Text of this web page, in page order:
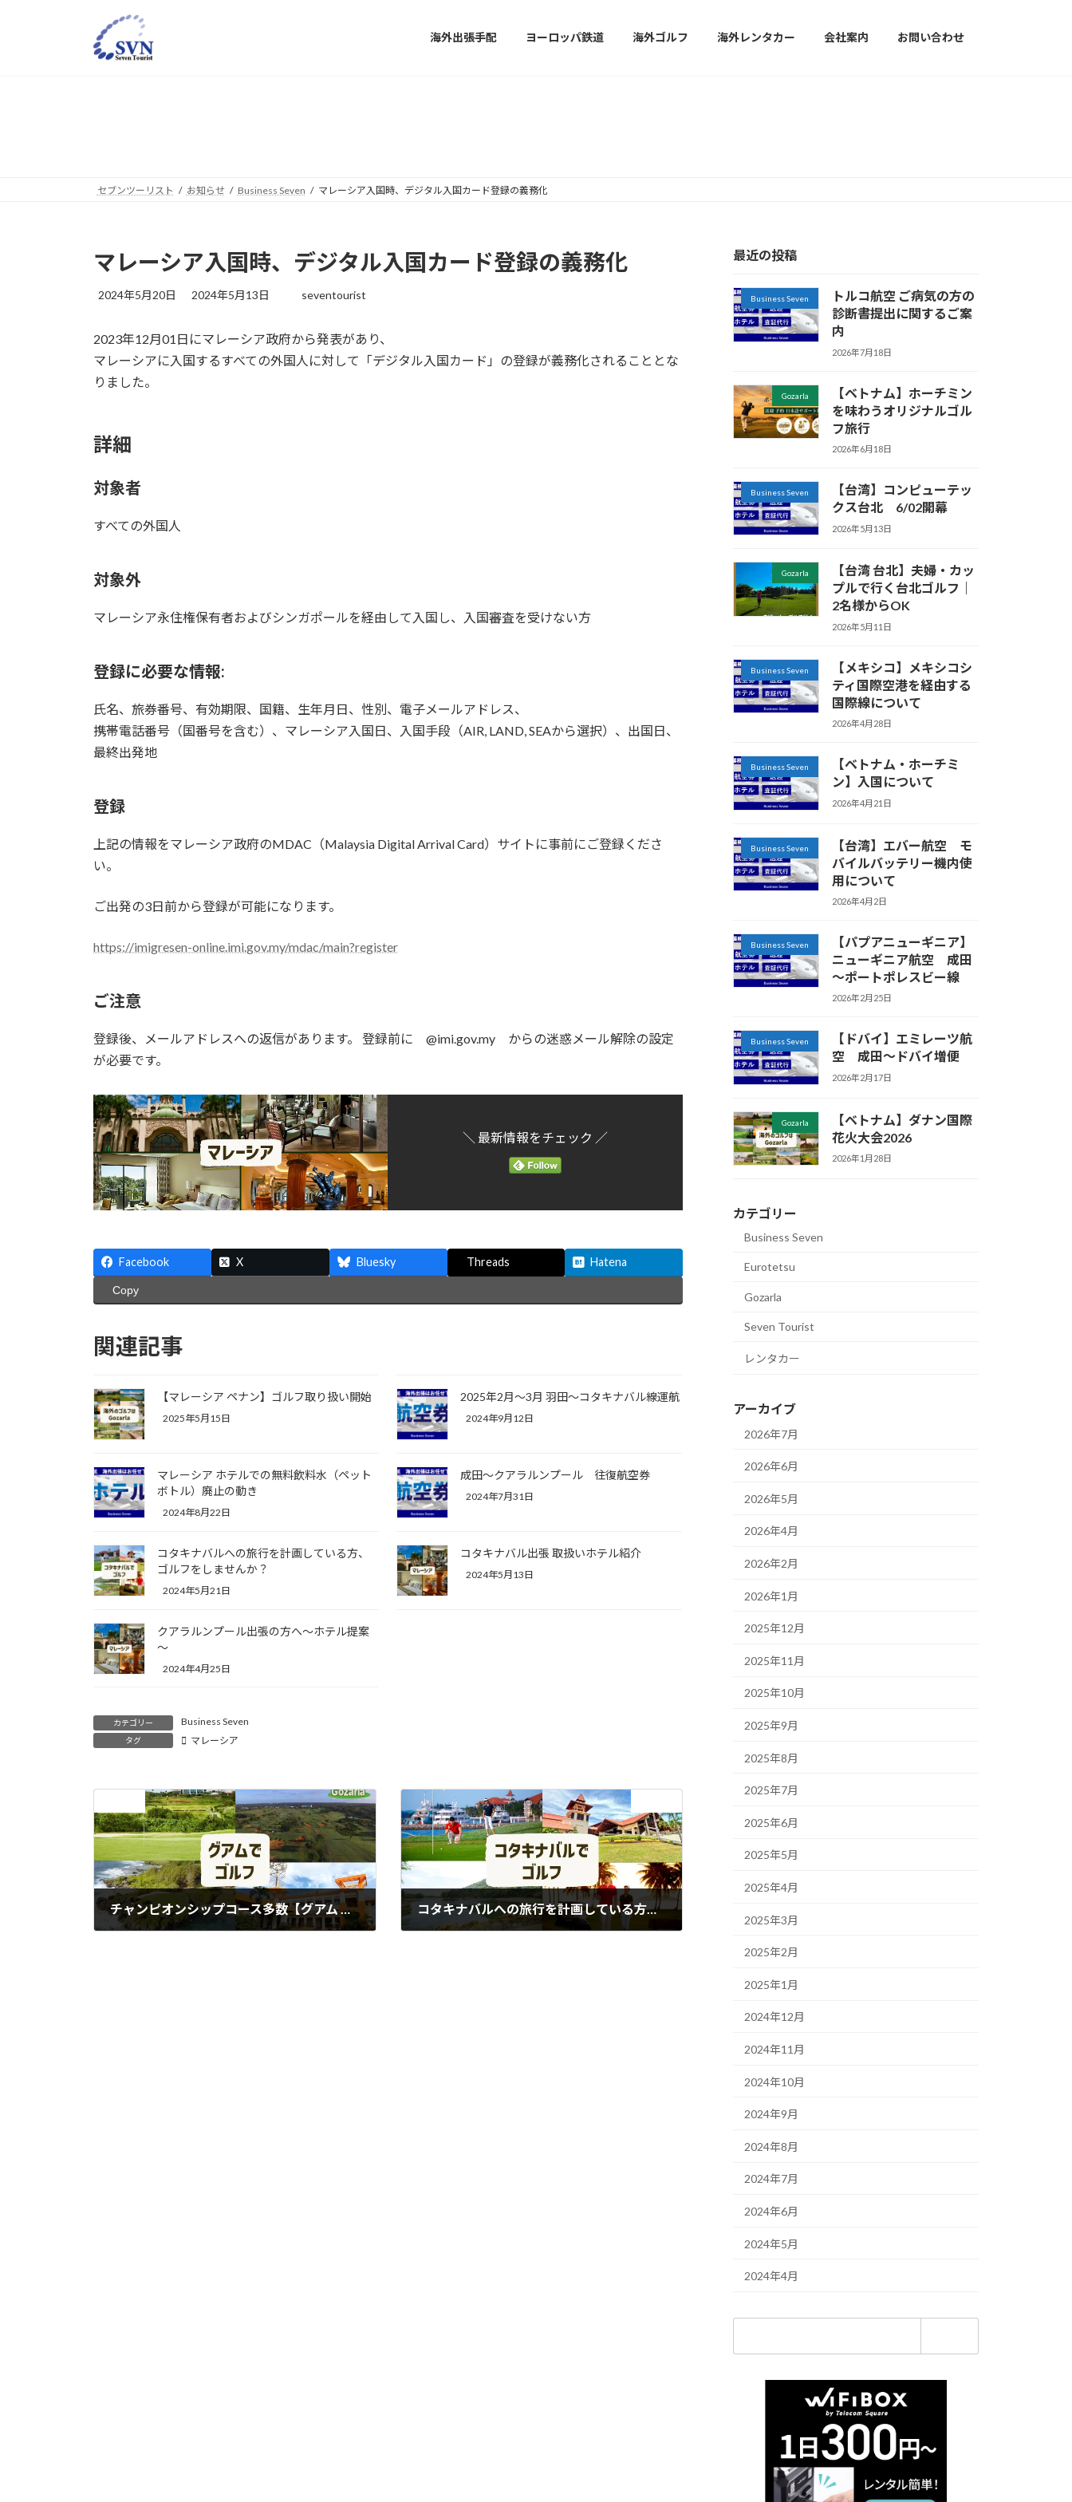
海外出張手配 ヨーロッパ鉄道 海外ゴルフ 海外レンタカー 会社案内 お問い合わせ
セブンツーリスト お知らせ Business Seven マレーシア入国時、デジタル入国カード登録の義務化
マレーシア入国時、デジタル入国カード登録の義務化
2024年5月20日
最
新
日
2024年5月13日 seventourist
2023年12月01日にマレーシア政府から発表があり、
マレーシアに入国するすべての外国人に対して「デジタル入国カード」の登録が義務化されることとな
りました。
詳細
対象者
すべての外国人
対象外
マレーシア永住権保有者およびシンガポールを経由して入国し、入国審査を受けない方
登録に必要な情報:
氏名、旅券番号、有効期限、国籍、生年月日、性別、電子メールアドレス、
携帯電話番号（国番号を含む）、マレーシア入国日、入国手段（AIR, LAND, SEAから選択）、出国日、
最終出発地
登録
上記の情報をマレーシア政府のMDAC（Malaysia Digital Arrival Card）サイトに事前にご登録くださ
い。
ご出発の3日前から登録が可能になります。
https://imigresen-online.imi.gov.my/mdac/main?register
ご注意
登録後、メールアドレスへの返信があります。 登録前に @imi.gov.my からの迷惑メール解除の設定
が必要です。
＼ 最新情報をチェック ／
Facebook X Bluesky Threads Hatena
Copy
関連記事
【マレーシア ペナン】ゴルフ取り扱い開始
2025年5月15日
2025年2月～3月 羽田～コタキナバル線運航
2024年9月12日
マレーシア ホテルでの無料飲料水（ペット
ボトル）廃止の動き
2024年8月22日
成田～クアラルンプール 往復航空券
2024年7月31日
コタキナバルへの旅行を計画している方、
ゴルフをしませんか？
2024年5月21日
コタキナバル出張 取扱いホテル紹介
2024年5月13日
クアラルンプール出張の方へ～ホテル提案
～
2024年4月25日
カテゴリー Business Seven
タグ マレーシア
チャンピオンシップコース多数【グアム で ゴルフ】 コタキナバルへの旅行を計画している方、ゴルフをしませんか？
最近の投稿
Business Seven
トルコ航空 ご病気の方の
診断書提出に関するご案
内
2026年7月18日
Gozarla
【ベトナム】ホーチミン
を味わうオリジナルゴル
フ旅行
2026年6月18日
Business Seven
【台湾】コンピューテッ
クス台北 6/02開幕
2026年5月13日
Gozarla
【台湾 台北】夫婦・カッ
プルで行く台北ゴルフ｜
2名様からOK
2026年5月11日
Business Seven
【メキシコ】メキシコシ
ティ国際空港を経由する
国際線について
2026年4月28日
Business Seven
【ベトナム・ホーチミ
ン】入国について
2026年4月21日
Business Seven
【台湾】エバー航空 モ
バイルバッテリー機内使
用について
2026年4月2日
Business Seven
【パプアニューギニア】
ニューギニア航空 成田
～ポートポレスビー線
2026年2月25日
Business Seven
【ドバイ】エミレーツ航
空 成田～ドバイ増便
2026年2月17日
Gozarla
【ベトナム】ダナン国際
花火大会2026
2026年1月28日
カテゴリー
Business Seven
Eurotetsu
Gozarla
Seven Tourist
レンタカー
アーカイブ
2026年7月
2026年6月
2026年5月
2026年4月
2026年2月
2026年1月
2025年12月
2025年11月
2025年10月
2025年9月
2025年8月
2025年7月
2025年6月
2025年5月
2025年4月
2025年3月
2025年2月
2025年1月
2024年12月
2024年11月
2024年10月
2024年9月
2024年8月
2024年7月
2024年6月
2024年5月
2024年4月